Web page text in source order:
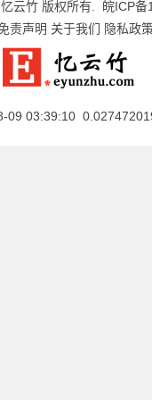
忆云竹 版权所有. 皖ICP备
责声明 关于我们 隐私政
09 03:39:10